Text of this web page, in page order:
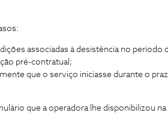
associadas à desistência no período
pré-contratual;
que o serviço iniciasse durante o
que a operadora lhe disponibilizou na